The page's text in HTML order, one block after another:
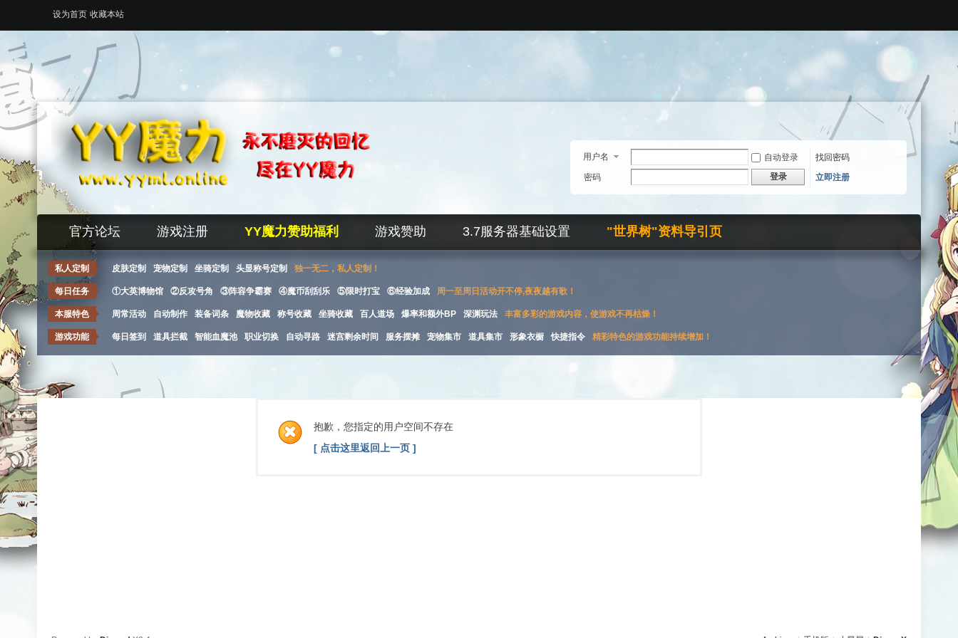
设为首页 收藏本站
用户名 自动登录
找回密码
密码
登录 立即注册
官方论坛 游戏注册 YY魔力赞助福利 游戏赞助 3.7服务器基础设置 "世界树"资料导引页
私人定制 皮肤定制 宠物定制 坐骑定制 头显称号定制 独一无二，私人定制！
每日任务 ①大英博物馆 ②反攻号角 ③阵容争霸赛 ④魔币刮刮乐 ⑤限时打宝 ⑥经验加成 周一至周日活动开不停,夜夜越有歌！
本服特色 周常活动 自动制作 装备词条 魔物收藏 称号收藏 坐骑收藏 百人道场 爆率和额外BP 深渊玩法 丰富多彩的游戏内容，使游戏不再枯燥！
游戏功能 每日签到 道具拦截 智能血魔池 职业切换 自动寻路 迷宫剩余时间 服务摆摊 宠物集市 道具集市 形象衣橱 快捷指令 精彩特色的游戏功能持续增加！
抱歉，您指定的用户空间不存在
[ 点击这里返回上一页 ]